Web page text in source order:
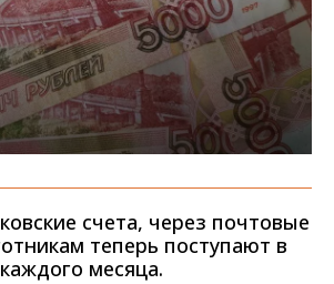
счета, через почтовые
теперь поступают в
месяца.